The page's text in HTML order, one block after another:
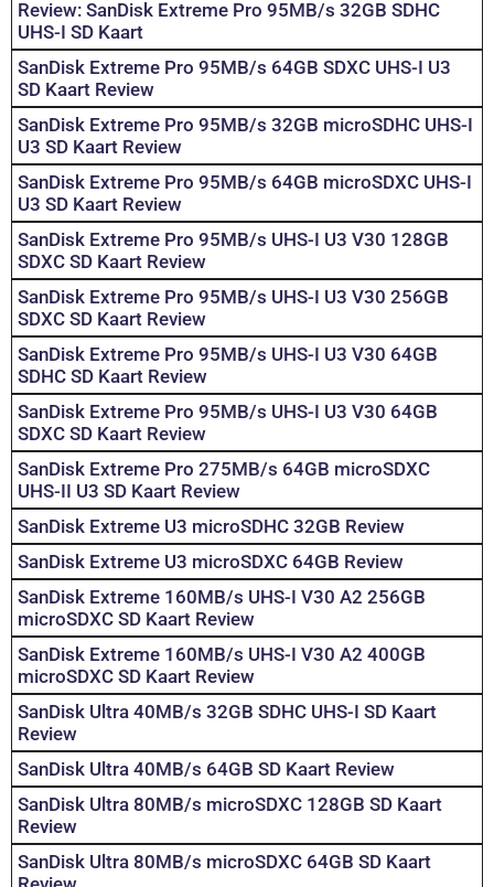
Review: SanDisk Extreme Pro 95MB/s 32GB SDHC
UHS-I SD Kaart
SanDisk Extreme Pro 95MB/s 64GB SDXC UHS-I U3
SD Kaart Review
SanDisk Extreme Pro 95MB/s 32GB microSDHC UHS-I
U3 SD Kaart Review
SanDisk Extreme Pro 95MB/s 64GB microSDXC UHS-I
U3 SD Kaart Review
SanDisk Extreme Pro 95MB/s UHS-I U3 V30 128GB
SDXC SD Kaart Review
SanDisk Extreme Pro 95MB/s UHS-I U3 V30 256GB
SDXC SD Kaart Review
SanDisk Extreme Pro 95MB/s UHS-I U3 V30 64GB
SDHC SD Kaart Review
SanDisk Extreme Pro 95MB/s UHS-I U3 V30 64GB
SDXC SD Kaart Review
SanDisk Extreme Pro 275MB/s 64GB microSDXC
UHS-II U3 SD Kaart Review
SanDisk Extreme U3 microSDHC 32GB Review
SanDisk Extreme U3 microSDXC 64GB Review
SanDisk Extreme 160MB/s UHS-I V30 A2 256GB
microSDXC SD Kaart Review
SanDisk Extreme 160MB/s UHS-I V30 A2 400GB
microSDXC SD Kaart Review
SanDisk Ultra 40MB/s 32GB SDHC UHS-I SD Kaart
Review
SanDisk Ultra 40MB/s 64GB SD Kaart Review
SanDisk Ultra 80MB/s microSDXC 128GB SD Kaart
Review
SanDisk Ultra 80MB/s microSDXC 64GB SD Kaart